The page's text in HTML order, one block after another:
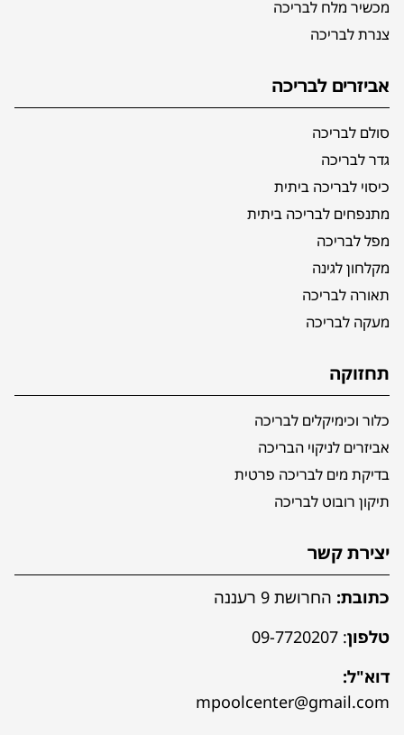
מכשיר מלח לבריכה
צנרת לבריכה
אביזרים לבריכה
סולם לבריכה
גדר לבריכה
כיסוי לבריכה ביתית
מתנפחים לבריכה ביתית
מפל לבריכה
מקלחון לגינה
תאורה לבריכה
מעקה לבריכה
תחזוקה
כלור וכימיקלים לבריכה
אביזרים לניקוי הבריכה
בדיקת מים לבריכה פרטית
תיקון רובוט לבריכה
יצירת קשר
כתובת: החרושת 9 רעננה
טלפון:
09-7720207
דוא"ל:
mpoolcenter@gmail.com